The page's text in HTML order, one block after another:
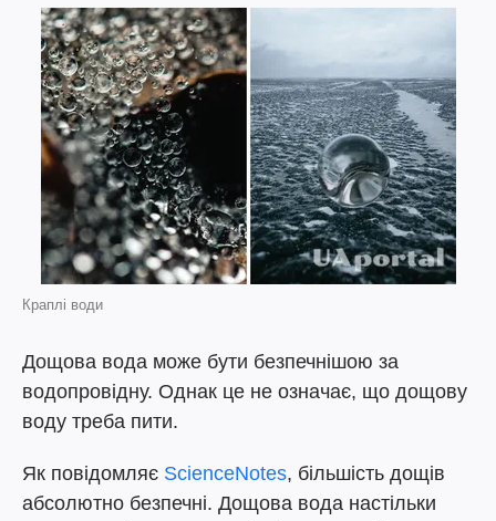
Краплі води
Дощова вода може бути безпечнішою за
водопровідну. Однак це не означає, що дощову
воду треба пити.
Як повідомляє ScienceNotes, більшість дощів
абсолютно безпечні. Дощова вода настільки